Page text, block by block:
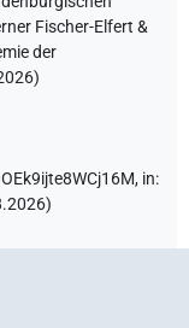
Fischer-Elfert &
der
)
in:
)